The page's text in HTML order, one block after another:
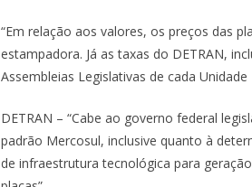
“Em relação aos valores, os preços das
estampadora. Já as taxas do DETRAN,
Assembleias Legislativas de cada Unidade
DETRAN – “Cabe ao governo federal
padrão Mercosul, inclusive quanto à
de infraestrutura tecnológica para